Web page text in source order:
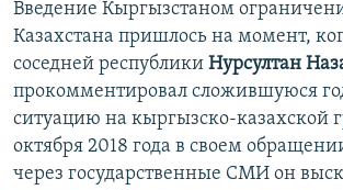
Введение Кыргызстаном
Казахстана пришлось на момент,
соседней республики Нурсултан
прокомментировал сложившуюся
ситуацию на кыргызско-казахской
октября 2018 года в своем
через государственные СМИ он